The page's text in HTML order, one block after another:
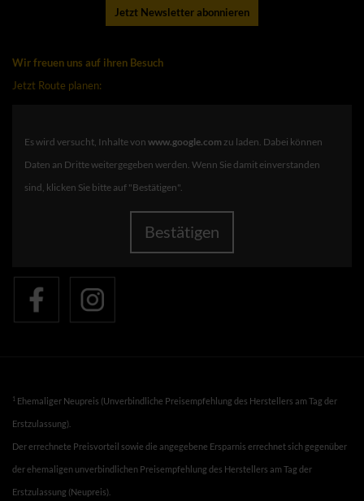
Jetzt Newsletter abonnieren
Wir freuen uns auf ihren Besuch
Jetzt Route planen:
Es wird versucht, Inhalte von www.google.com zu laden. Dabei können
Daten an Dritte weitergegeben werden. Wenn Sie damit einverstanden
sind, klicken Sie bitte auf "Bestätigen".
Bestätigen
1 Ehemaliger Neupreis (Unverbindliche Preisempfehlung des Herstellers am Tag der
Erstzulassung).
Der errechnete Preisvorteil sowie die angegebene Ersparnis errechnet sich gegenüber
der ehemaligen unverbindlichen Preisempfehlung des Herstellers am Tag der
Erstzulassung (Neupreis).